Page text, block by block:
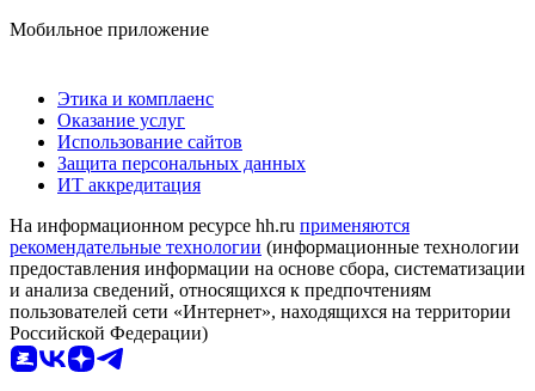
Мобильное приложение
Этика и комплаенс
Оказание услуг
Использование сайтов
Защита персональных данных
ИТ аккредитация
На информационном ресурсе hh.ru применяются
рекомендательные технологии (информационные технологии
предоставления информации на основе сбора, систематизации
и анализа сведений, относящихся к предпочтениям
пользователей сети «Интернет», находящихся на территории
Российской Федерации)